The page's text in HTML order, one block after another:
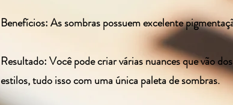
Benefícios: As sombras possuem excelente
Resultado: Você pode criar várias nuances que vão
estilos, tudo isso com uma única paleta de sombras.